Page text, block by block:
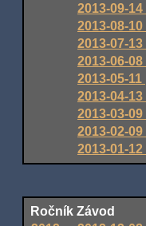
2013-09-14
2013-08-10
2013-07-13
2013-06-08
2013-05-11
2013-04-13
2013-03-09
2013-02-09
2013-01-12
Ročník Závod